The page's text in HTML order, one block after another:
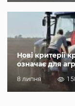
Нові критерії
означає для
8 липня 1